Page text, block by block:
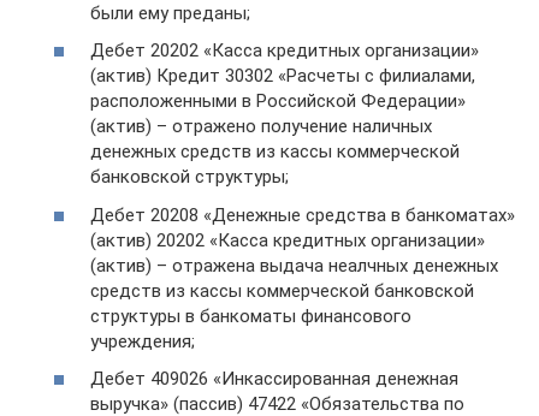
были ему преданы;
Дебет 20202 «Касса кредитных организации»
(актив) Кредит 30302 «Расчеты с филиалами,
расположенными в Российской Федерации»
(актив) – отражено получение наличных
денежных средств из кассы коммерческой
банковской структуры;
Дебет 20208 «Денежные средства в банкоматах»
(актив) 20202 «Касса кредитных организации»
(актив) – отражена выдача неалчных денежных
средств из кассы коммерческой банковской
структуры в банкоматы финансового
учреждения;
Дебет 409026 «Инкассированная денежная
выручка» (пассив) 47422 «Обязательства по